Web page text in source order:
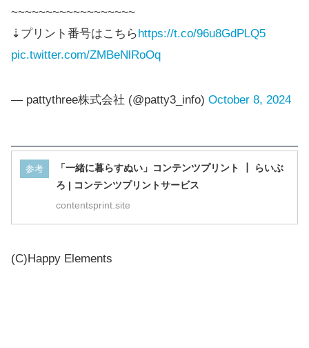
~~~~~~~~~~~~~~~~~~
⇣プリント番号はこちらhttps://t.co/96u8GdPLQ5
pic.twitter.com/ZMBeNlRoOq
— pattythree株式会社 (@patty3_info) October 8, 2024
参考
「一緒に暮らすぬい」コンテンツプリント ┃ らいぶ
ろ | コンテンツプリントサービス
contentsprint.site
(C)Happy Elements